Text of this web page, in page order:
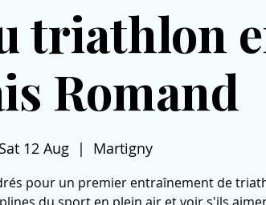
triathlon
Romand
Sat 12 Aug
  |
Martigny
pour un premier entraînement de